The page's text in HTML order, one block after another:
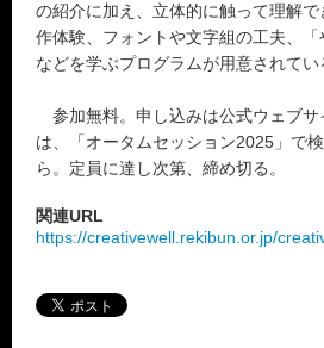
の紹介に加え、立体的に触って理解
作体験、フォントや文字組の工夫、
などを学ぶプログラムが用意されてい
参加無料。申し込みは公式ウェブサ
は、「オータムセッション2025」で
ら。定員に達し次第、締め切る。
関連URL
https://creativewell.rekibun.or.jp/